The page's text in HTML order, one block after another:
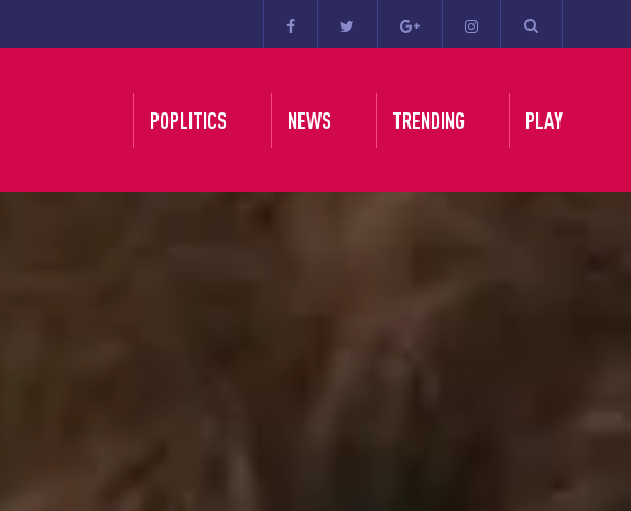
POPLITICS NEWS TRENDING PLAY